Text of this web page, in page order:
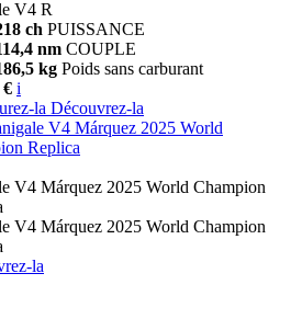
V4 R
ch PUISSANCE
nm COUPLE
kg Poids sans carburant
€ i
la Découvrez-la
V4 Márquez 2025 World
Replica
V4 Márquez 2025 World Champion
V4 Márquez 2025 World Champion
la